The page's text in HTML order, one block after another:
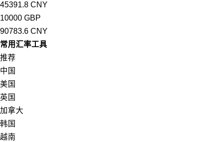
45391.8 CNY
10000 GBP
90783.6 CNY
常用汇率工具
推荐
中国
美国
英国
加拿大
韩国
越南